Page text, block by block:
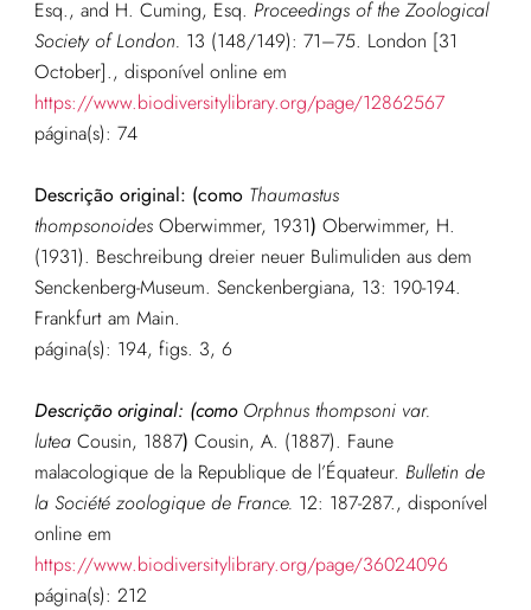
Esq., and H. Cuming, Esq. Proceedings of the Zoological
Society of London. 13 (148/149): 71–75. London [31
October]., disponível online em
https://www.biodiversitylibrary.org/page/12862567
página(s): 74
Descrição original: (como Thaumastus
thompsonoidesOberwimmer, 1931) Oberwimmer, H.
(1931). Beschreibung dreier neuer Bulimuliden aus dem
Senckenberg-Museum. Senckenbergiana, 13: 190-194.
Frankfurt am Main.
página(s): 194, figs. 3, 6
Descrição original: (como Orphnus thompsoni var.
luteaCousin, 1887) Cousin, A. (1887). Faune
malacologique de la Republique de l’Équateur. Bulletin de
la Société zoologique de France. 12: 187-287., disponível
online em
https://www.biodiversitylibrary.org/page/36024096
página(s): 212